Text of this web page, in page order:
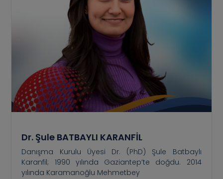
Dr. Şule BATBAYLI KARANFİL
Danışma Kurulu Üyesi Dr. (PhD) Şule Batbaylı
Karanfil; 1990 yılında Gaziantep’te doğdu. 2014
yılında Karamanoğlu Mehmetbey